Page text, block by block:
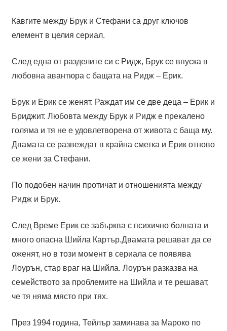
Кавгите между Брук и Стефани са друг ключов
елемент в целия сериал.
След една от разделите си с Ридж, Брук се впуска в
любовна авантюра с бащата на Ридж – Ерик.
Брук и Ерик се женят. Раждат им се две деца – Ерик и
Бриджит. Любовта между Брук и Ридж е прекалено
голяма и тя не е удовлетворена от живота с баща му.
Двамата се развеждат в крайна сметка и Ерик отново
се жени за Стефани.
По подобен начин протичат и отношенията между
Ридж и Брук.
След Време Ерик се забърква с психично болната и
много опасна Шийла Картър.Двамата решават да се
оженят, но в този момент в сериала се появява
Лоурън, стар враг на Шийла. Лоурън разказва на
семейството за проблемите на Шийла и те решават,
че тя няма място при тях.
През 1994 година, Тейлър заминава за Мароко по